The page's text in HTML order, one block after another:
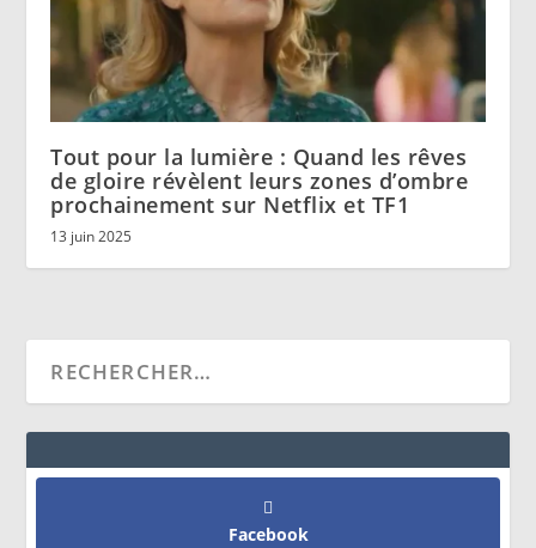
Tout pour la lumière : Quand les rêves
de gloire révèlent leurs zones d’ombre
prochainement sur Netflix et TF1
13 juin 2025
Facebook